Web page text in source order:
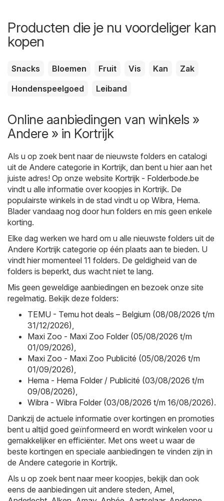
Producten die je nu voordeliger kan
kopen
Snacks Bloemen Fruit Vis Kan
Zak
Hondenspeelgoed
Leiband
Online aanbiedingen van winkels »
Andere » in Kortrijk
Als u op zoek bent naar de nieuwste folders en catalogi
uit de Andere categorie in Kortrijk, dan bent u hier aan het
juiste adres! Op onze website Kortrijk - Folderbode.be
vindt u alle informatie over koopjes in Kortrijk. De
populairste winkels in de stad vindt u op Wibra Hema.
Blader vandaag nog door hun folders en mis geen enkele
korting.
Elke dag werken we hard om u alle nieuwste folders uit de
Andere Kortrijk categorie op één plaats aan te bieden. U
vindt hier momenteel 11 folders. De geldigheid van de
folders is beperkt, dus wacht niet te lang.
Mis geen geweldige aanbiedingen en bezoek onze site
regelmatig. Bekijk deze folders:
TEMU - Temu hot deals – Belgium (08/08/2026 t/m
31/12/2026)
Maxi Zoo - Maxi Zoo Folder (05/08/2026 t/m
01/09/2026)
Maxi Zoo - Maxi Zoo Publicité (05/08/2026 t/m
01/09/2026)
Hema - Hema Folder / Publicité (03/08/2026 t/m
09/08/2026)
Wibra - Wibra Folder (03/08/2026 t/m 16/08/2026).
Dankzij de actuele informatie over kortingen en promoties
bent u altijd goed geïnformeerd en wordt winkelen voor u
gemakkelijker en efficiënter. Met ons weet u waar de
beste kortingen en speciale aanbiedingen te vinden zijn in
de Andere categorie in Kortrijk.
Als u op zoek bent naar meer koopjes, bekijk dan ook
eens de aanbiedingen uit andere steden, Amel